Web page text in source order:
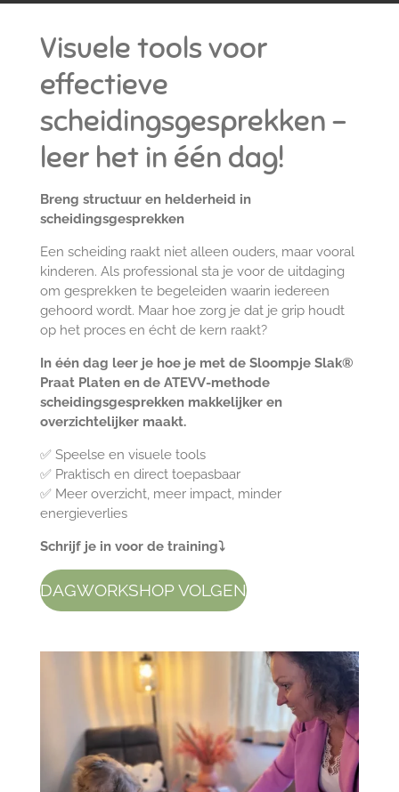
Visuele tools voor
effectieve
scheidingsgesprekken –
leer het in één dag!
Breng structuur en helderheid in
scheidingsgesprekken
Een scheiding raakt niet alleen ouders, maar vooral
kinderen. Als professional sta je voor de uitdaging
om gesprekken te begeleiden waarin iedereen
gehoord wordt. Maar hoe zorg je dat je grip houdt
op het proces en écht de kern raakt?
In één dag leer je hoe je met de Sloompje Slak®
Praat Platen en de ATEVV-methode
scheidingsgesprekken makkelijker en
overzichtelijker maakt.
✅ Speelse en visuele tools
✅ Praktisch en direct toepasbaar
✅ Meer overzicht, meer impact, minder
energieverlies
Schrijf je in voor de training⤵
DAGWORKSHOP VOLGEN